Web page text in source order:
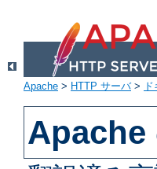
Apache > HTTP サーバ>
Apache